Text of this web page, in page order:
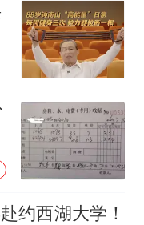
约西湖大学！